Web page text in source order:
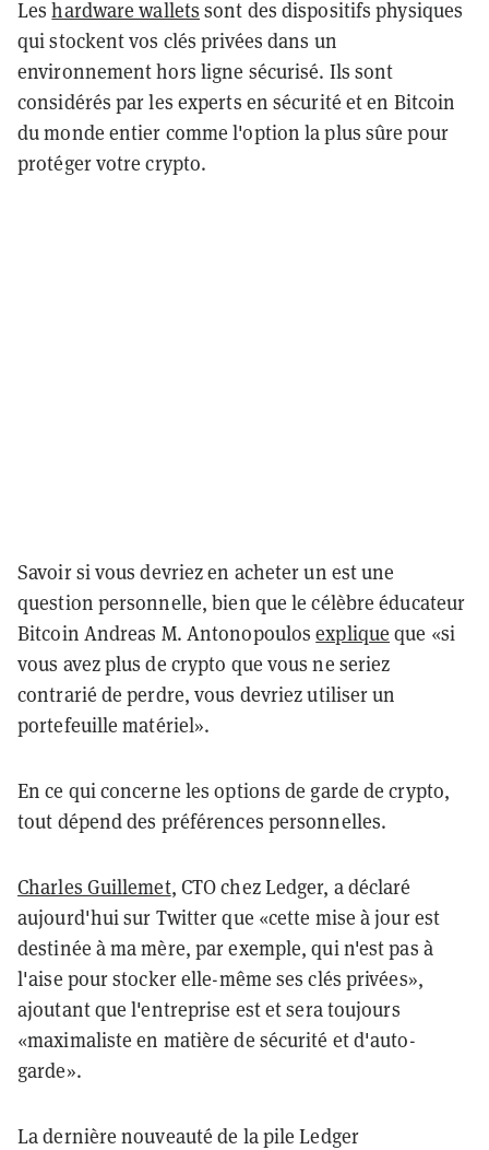
Leshardware wallets sont des dispositifs physiques
qui stockent vos clés privées dans un
environnement hors ligne sécurisé. Ils sont
considérés par les experts en sécurité et en Bitcoin
du monde entier comme l'option la plus sûre pour
protéger votre crypto.
Savoir si vous devriez en acheter un est une
question personnelle, bien que le célèbre éducateur
Bitcoin Andreas M. Antonopoulosexplique que «si
vous avez plus de crypto que vous ne seriez
contrarié de perdre, vous devriez utiliser un
portefeuille matériel».
En ce qui concerne les options de garde de crypto,
tout dépend des préférences personnelles.
Charles Guillemet, CTO chez Ledger, a déclaré
aujourd'hui sur Twitter que «cette mise à jour est
destinée à ma mère, par exemple, qui n'est pas à
l'aise pour stocker elle-même ses clés privées»,
ajoutant que l'entreprise est et sera toujours
«maximaliste en matière de sécurité et d'auto-
garde».
La dernière nouveauté de la pile Ledger